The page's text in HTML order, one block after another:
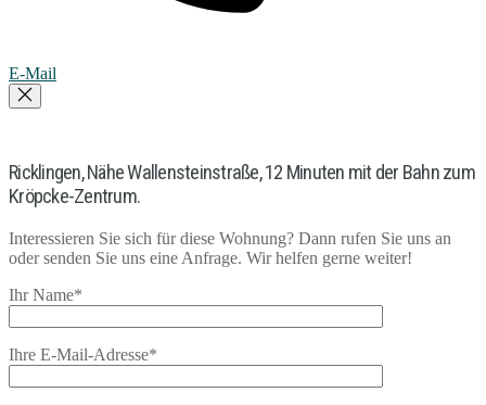
E-Mail
Ricklingen, Nähe Wallensteinstraße, 12 Minuten mit der Bahn zum
Kröpcke-Zentrum.
Interessieren Sie sich für diese Wohnung? Dann rufen Sie uns an
oder senden Sie uns eine Anfrage. Wir helfen gerne weiter!
Ihr Name*
Ihre E-Mail-Adresse*